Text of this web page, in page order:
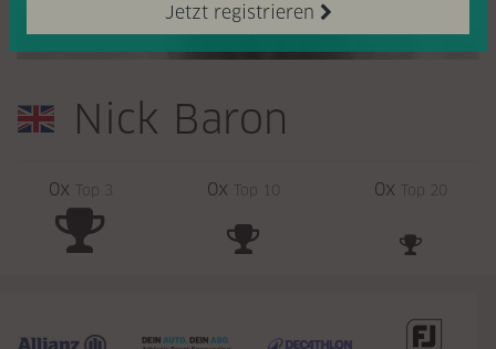
Nick Baron
0x Top 3 0x Top 10 0x Top 20
Jetzt registrieren